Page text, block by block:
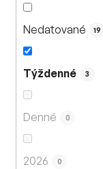
Nedatované 19
Týždenné 3
Denné 0
2026 0